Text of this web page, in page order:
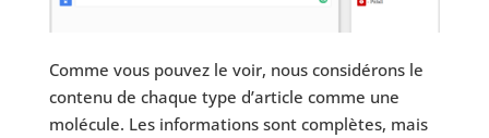
Comme vous pouvez le voir, nous considérons le
contenu de chaque type d’article comme une
molécule. Les informations sont complètes, mais